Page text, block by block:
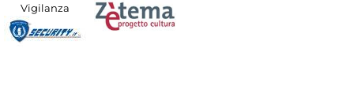
Vigilanza